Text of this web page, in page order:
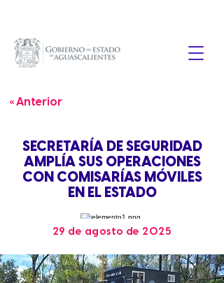
« Anterior
SECRETARÍA DE SEGURIDAD
AMPLÍA SUS OPERACIONES
CON COMISARÍAS MÓVILES
EN EL ESTADO
29 de agosto de 2025